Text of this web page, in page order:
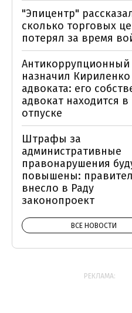
"Эпицентр"
сколько торговых
потерял за время
Антикоррупционный
назначил Кириленко
адвоката: его
адвокат находится в
отпуске
Штрафы за
административные
правонарушения
повышены:
внесло в Раду
законопроект
ВСЕ НОВОСТИ
РЕКЛАМА: